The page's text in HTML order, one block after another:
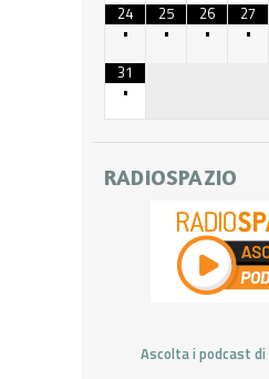
24
•
25
•
26
•
27
•
31
•
RADIOSPAZIO
Ascolta i podcast di